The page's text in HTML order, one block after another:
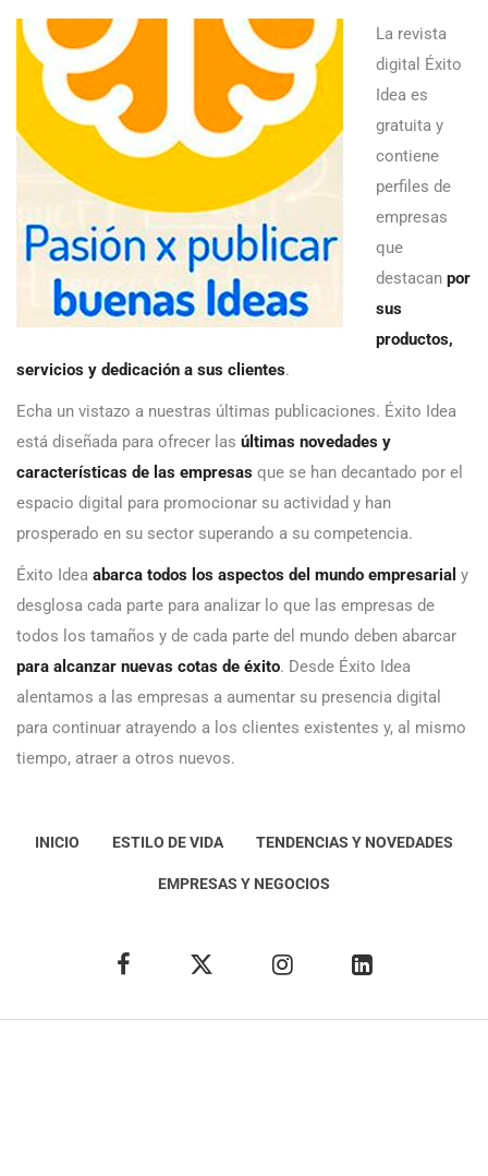
La revista
digital Éxito
Idea es
gratuita y
contiene
perfiles de
empresas
que
destacan por
sus
productos,
servicios y dedicación a sus clientes.
Echa un vistazo a nuestras últimas publicaciones. Éxito Idea
está diseñada para ofrecer las últimas novedades y
características de las empresas que se han decantado por el
espacio digital para promocionar su actividad y han
prosperado en su sector superando a su competencia.
Éxito Idea abarca todos los aspectos del mundo empresarial y
desglosa cada parte para analizar lo que las empresas de
todos los tamaños y de cada parte del mundo deben abarcar
para alcanzar nuevas cotas de éxito. Desde Éxito Idea
alentamos a las empresas a aumentar su presencia digital
para continuar atrayendo a los clientes existentes y, al mismo
tiempo, atraer a otros nuevos.
INICIO ESTILO DE VIDA TENDENCIAS Y NOVEDADES
EMPRESAS Y NEGOCIOS